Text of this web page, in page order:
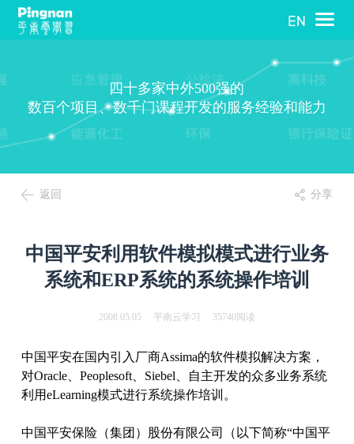
四十多家中外500强的
数百个项目、数千门课程开发的服务经验和能力
返回 分享
中国平安利用软件模拟模式进行业务
系统和ERP系统的系统操作培训
2008.05.05 平南云学习 35740阅读
中国平安在国内引入厂商Assima的软件模拟解决方案，
对Oracle、Peoplesoft、Siebel、自主开发的众多业务系统
利用eLearning模式进行系统操作培训。
中国平安保险（集团）股份有限公司（以下简称“中国平